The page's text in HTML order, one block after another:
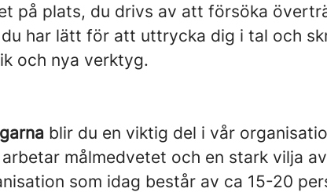
på plats, du drivs av att försöka
har lätt för att uttrycka dig i tal och
och nya verktyg.
blir du en viktig del i vår
målmedvetet och en stark vilja
som idag består av ca 15-20